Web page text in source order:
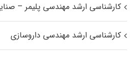
کارشناسی ارشد مهندسی پلیمر –
کارشناسی ارشد مهندسی داروسازی